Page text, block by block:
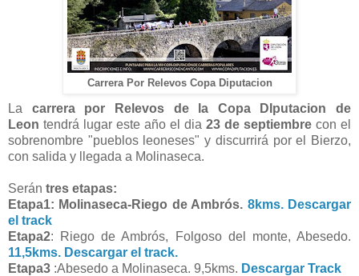
Carrera Por Relevos Copa Diputacion
La carrera por Relevos de la Copa DIputacion de
Leon tendrá lugar este año el dia 23 de septiembre con el
sobrenombre "pueblos leoneses" y discurrirá por el Bierzo,
con salida y llegada a Molinaseca.
Serán tres etapas:
Etapa1: Molinaseca-Riego de Ambrós. 8kms. Descargar
el track
Etapa2: Riego de Ambrós, Folgoso del monte, Abesedo.
11,5kms. Descargar el track.
Etapa3 :Abesedo a Molinaseca. 9,5kms. Descargar Track